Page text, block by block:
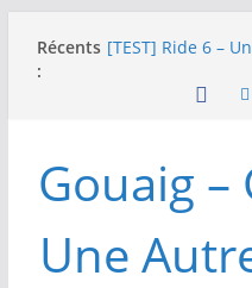
Récents
:
[TEST] Ride 6 –
NEOGEO AES+ :
SWITCH 2 :
Gouaig –
Une